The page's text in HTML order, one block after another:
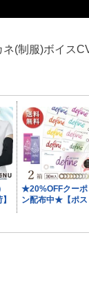
(制服)ボイス